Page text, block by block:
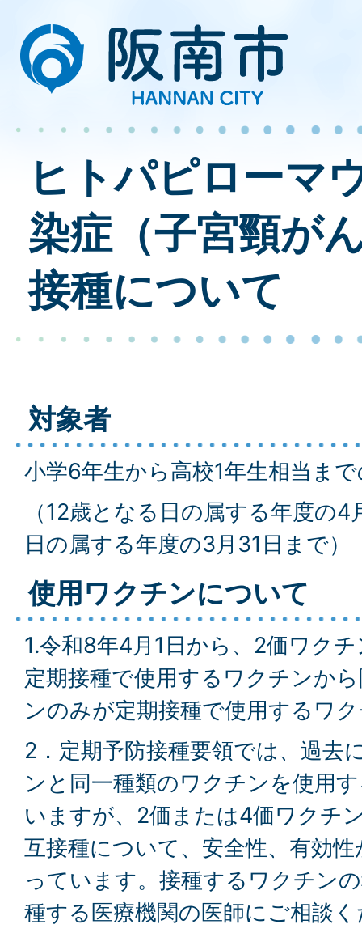
ヒトパピローマ
染症（子宮頸が
接種について
対象者
小学6年生から高校1年生相当ま
（12歳となる日の属する年度の
日の属する年度の3月31日まで）
使用ワクチンについて
1.令和8年4月1日から、2価ワク
定期接種で使用するワクチンか
ンのみが定期接種で使用するワ
2．定期予防接種要領では、過去
ンと同一種類のワクチンを使用
いますが、2価または4価ワクチ
互接種について、安全性、有効
っています。接種するワクチン
種する医療機関の医師にご相談